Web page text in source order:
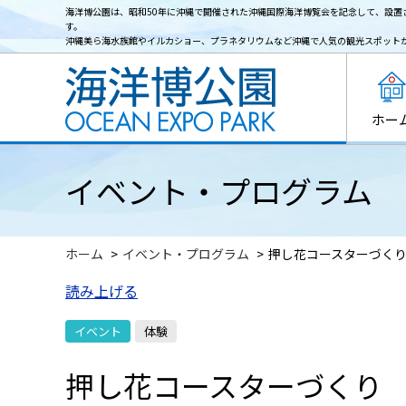
海洋博公園は、昭和50年に沖縄で開催された沖縄国際海洋博覧会を記念して、設置
す。
沖縄美ら海水族館やイルカショー、プラネタリウムなど沖縄で人気の観光スポット
ホー
イベント・プログラム
ホーム イベント・プログラム 押し花コースターづくり
読み上げる
イベント 体験
押し花コースターづくり